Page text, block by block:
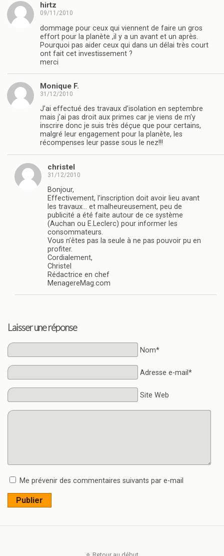
hirtz
09/11/2010
dommage pour ceux qui viennent de faire un gros
effort pour la planète ,il y a un avant et un après.
Pourquoi pas aider ceux qui dans un délai très court
ont fait cet investissement ?
merci
Monique F.
31/12/2010
J’ai effectué des travaux d’isolation en septembre
mais j’ai pas droit aux primes car je viens de m’y
inscrire donc je suis très déçue que pour certains,
malgré leur engagement pour la planète, les
récompenses leur passe sous le nez!!!
christel
31/12/2010
Bonjour,
Effectivement, l’inscription doit avoir lieu avant
les travaux… et malheureusement, peu de
publicité a été faite autour de ce système
(Auchan ou E.Leclerc) pour informer les
consommateurs.
Vous n’êtes pas la seule à ne pas pouvoir pu en
profiter.
Cordialement,
Christel
Rédactrice en chef
MenagereMag.com
Laisser une réponse
Nom*
Adresse e-mail*
Site Web
Me prévenir des commentaires suivants par e-mail
Publier